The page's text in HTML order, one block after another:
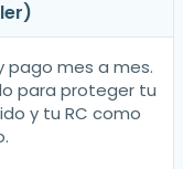
pago mes a mes.
para proteger tu
y tu RC como